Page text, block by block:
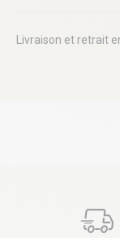
Livraison et retrait